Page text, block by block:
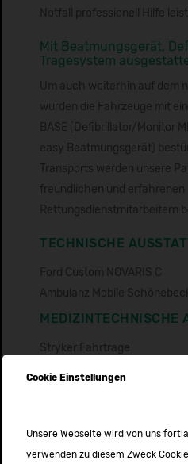
Notfall professionell Hilfe
Mit Beatmungsgerät,
Tragesystem
Um auch weiterhin auf dem
wurden die Fahrzeuge mit
BASE (Defibrillator/Monitor
easy Beatmungsgerät)
Transports werden unsere
freundlichen und erfahrenen
Rettungsdienstmitarbeitern
TECHNISCHE
Ford Custom NOVARIS C
Ambulanz Mobile Schönebeck
MEDIZINTECHNISCHE
Stryker Fahrtrage
2.000 Liter Stationärer
400 Liter transportabler
Cookie Einstellungen
Unsere Webseite wird von uns
verwenden zu diesem Zweck